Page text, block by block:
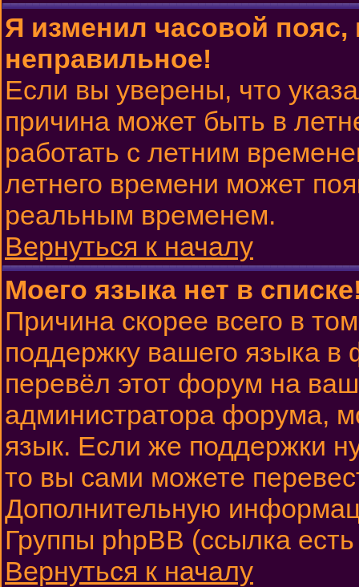
Я изменил часовой
неправильное!
Если вы уверены, что
причина может быть в
работать с летним
летнего времени может
реальным временем.
Вернуться к началу
Моего языка нет в
Причина скорее всего в
поддержку вашего языка
перевёл этот форум на
администратора форума,
язык. Если же поддержки
то вы сами можете
Дополнительную
Группы phpBB (ссылка
Вернуться к началу